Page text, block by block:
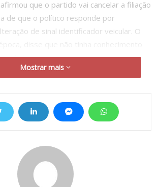
que o partido vai cancelar a filiação
de que o político responde por
de sinal identificador veicular. O
veículo.
onde será desfiliado, por intermédio do
(PL), de Curitiba. (inf
Mônica
S. Paulo)
Bernardino
sérgio moro
Mostrar mais